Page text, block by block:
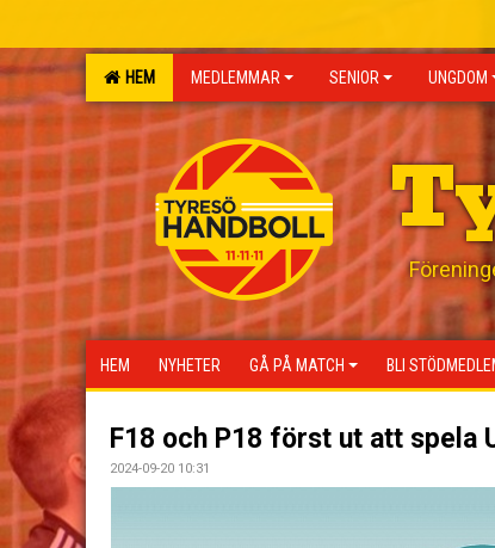
HEM MEDLEMMAR SENIOR UNGDOM
HEM NYHETER GÅ PÅ MATCH BLI
F18 och P18 först ut att spela
2024-09-20 10:31